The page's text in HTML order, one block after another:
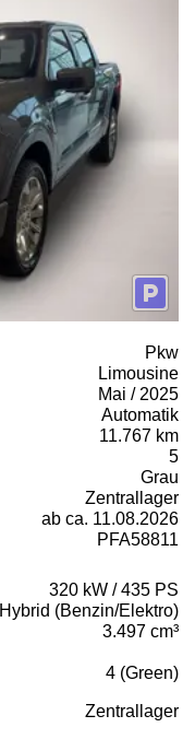
Pkw
Limousine
Mai / 2025
Automatik
11.767 km
5
Grau
Zentrallager
ab ca. 11.08.2026
PFA58811
320 kW / 435 PS
Hybrid (Benzin/Elektro)
3.497 cm³
4 (Green)
Zentrallager